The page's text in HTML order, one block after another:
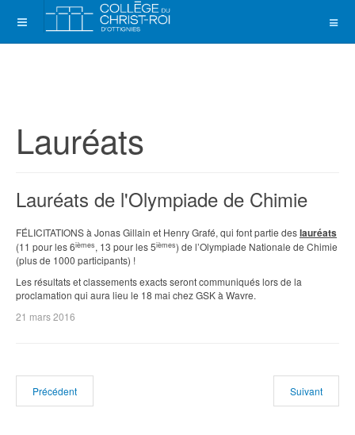
Lauréats
Lauréats de l'Olympiade de Chimie
FÉLICITATIONS à Jonas Gillain et Henry Grafé, qui font partie deslauréats
(11 pour les 6ièmes, 13 pour les 5ièmes) de l’Olympiade Nationale de Chimie
(plus de 1000 participants) !
Les résultats et classements exacts seront communiqués lors de la
proclamation qui aura lieu le 18 mai chez GSK à Wavre.
21 mars 2016
Précédent Suivant